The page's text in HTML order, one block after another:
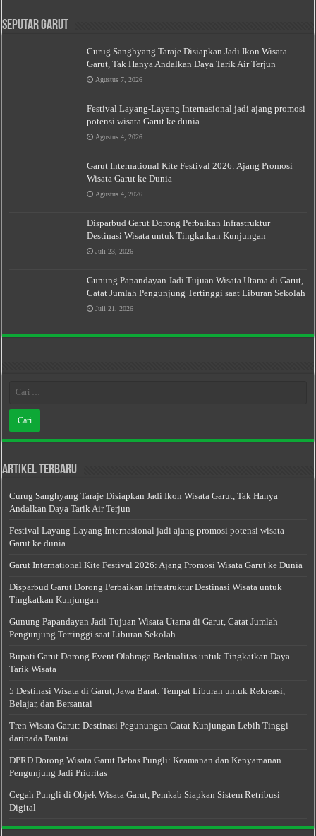
Seputar Garut
Curug Sanghyang Taraje Disiapkan Jadi Ikon Wisata
Garut, Tak Hanya Andalkan Daya Tarik Air Terjun
Agustus 7, 2026
Festival Layang-Layang Internasional jadi ajang promosi
potensi wisata Garut ke dunia
Agustus 4, 2026
Garut International Kite Festival 2026: Ajang Promosi
Wisata Garut ke Dunia
Agustus 4, 2026
Disparbud Garut Dorong Perbaikan Infrastruktur
Destinasi Wisata untuk Tingkatkan Kunjungan
Juli 23, 2026
Gunung Papandayan Jadi Tujuan Wisata Utama di Garut,
Catat Jumlah Pengunjung Tertinggi saat Liburan Sekolah
Juli 21, 2026
Artikel Terbaru
Curug Sanghyang Taraje Disiapkan Jadi Ikon Wisata Garut, Tak Hanya
Andalkan Daya Tarik Air Terjun
Festival Layang-Layang Internasional jadi ajang promosi potensi wisata
Garut ke dunia
Garut International Kite Festival 2026: Ajang Promosi Wisata Garut ke Dunia
Disparbud Garut Dorong Perbaikan Infrastruktur Destinasi Wisata untuk
Tingkatkan Kunjungan
Gunung Papandayan Jadi Tujuan Wisata Utama di Garut, Catat Jumlah
Pengunjung Tertinggi saat Liburan Sekolah
Bupati Garut Dorong Event Olahraga Berkualitas untuk Tingkatkan Daya
Tarik Wisata
5 Destinasi Wisata di Garut, Jawa Barat: Tempat Liburan untuk Rekreasi,
Belajar, dan Bersantai
Tren Wisata Garut: Destinasi Pegunungan Catat Kunjungan Lebih Tinggi
daripada Pantai
DPRD Dorong Wisata Garut Bebas Pungli: Keamanan dan Kenyamanan
Pengunjung Jadi Prioritas
Cegah Pungli di Objek Wisata Garut, Pemkab Siapkan Sistem Retribusi
Digital